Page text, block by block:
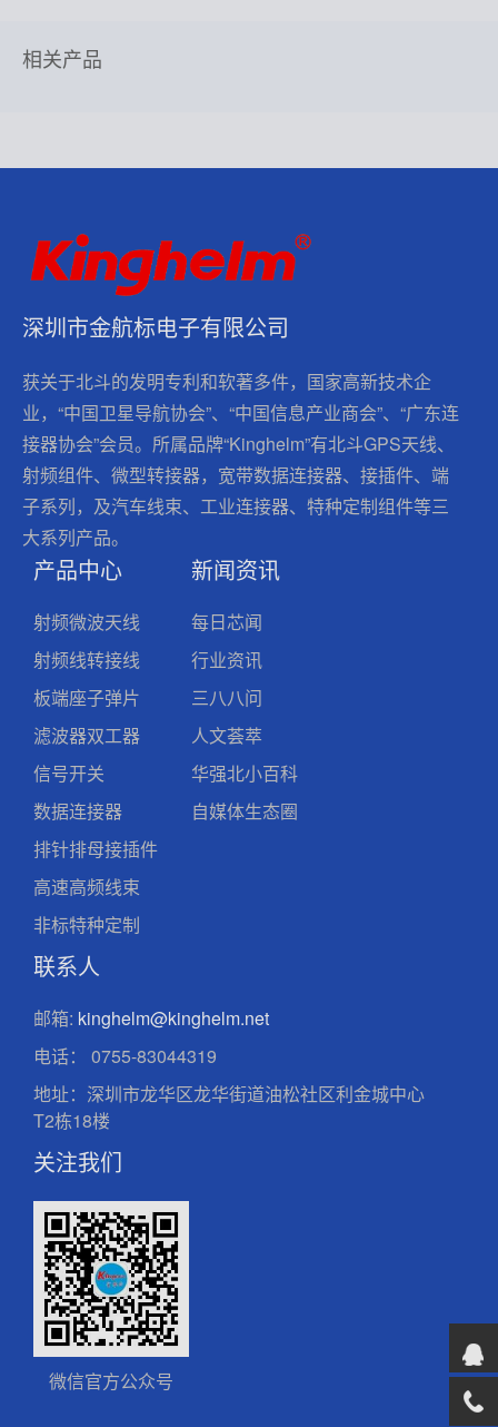
相关产品
深圳市金航标电子有限公司
获关于北斗的发明专利和软著多件，国家高新技术企
业，“中国卫星导航协会”、“中国信息产业商会”、“广东连
接器协会”会员。所属品牌“Kinghelm”有北斗GPS天线、
射频组件、微型转接器，宽带数据连接器、接插件、端
子系列，及汽车线束、工业连接器、特种定制组件等三
大系列产品。
产品中心
射频微波天线
射频线转接线
板端座子弹片
滤波器双工器
信号开关
数据连接器
排针排母接插件
高速高频线束
非标特种定制
新闻资讯
每日芯闻
行业资讯
三八八问
人文荟萃
华强北小百科
自媒体生态圈
联系人
邮箱: kinghelm@kinghelm.net
电话：
0755-83044319
地址：深圳市龙华区龙华街道油松社区利金城中心
T2栋18楼
关注我们
微信官方公众号